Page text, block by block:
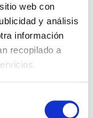
web con
y análisis
información
recopilado a